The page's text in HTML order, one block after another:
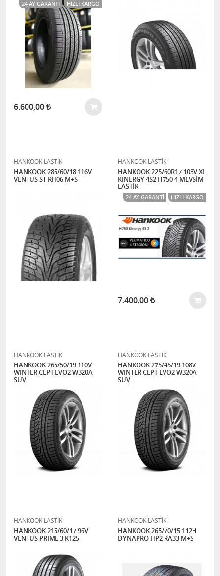
24 AY GARANTI HIZLI KARGO
6.600,00
HANKOOK LASTİK
HANKOOK 285/60/18 116V
VENTUS ST RH06 M+S
HANKOOK LASTİK
HANKOOK 225/60R17 103V XL
KINERGY 4S2 H750 4 MEVSİM
LASTİK
24 AY GARANTI HIZLI KARGO
7.400,00
HANKOOK LASTİK
HANKOOK 265/50/19 110V
WINTER CEPT EVO2 W320A
SUV
HANKOOK LASTİK
HANKOOK 275/45/19 108V
WINTER CEPT EVO2 W320A
SUV
HANKOOK LASTİK
HANKOOK 215/60/17 96V
VENTUS PRIME 3 K125
HANKOOK LASTİK
HANKOOK 265/70/15 112H
DYNAPRO HP2 RA33 M+S